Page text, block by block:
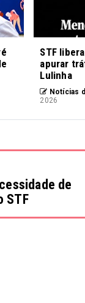
STF
apurar
Lulinha
Notícias
2026
de
STF